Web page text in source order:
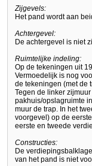
Zijgevels:
Het pand wordt aan
Achtergevel:
De achtergevel is niet
Ruimtelijke indeling:
Op de tekeningen uit
Vermoedelijk is nog
de tekeningen (met de
Tegen de linker
pakhuis/opslagruimte
muur de trap. In het
voorgevel) op de
eerste en tweede
Constructies:
De
van het pand is niet